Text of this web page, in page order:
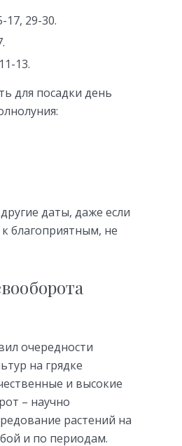
17, 29-30.
13.
для посадки день
даты, даже если
благоприятным, не
очередности
на грядке
и высокие
– научно
растений на
и по периодам.